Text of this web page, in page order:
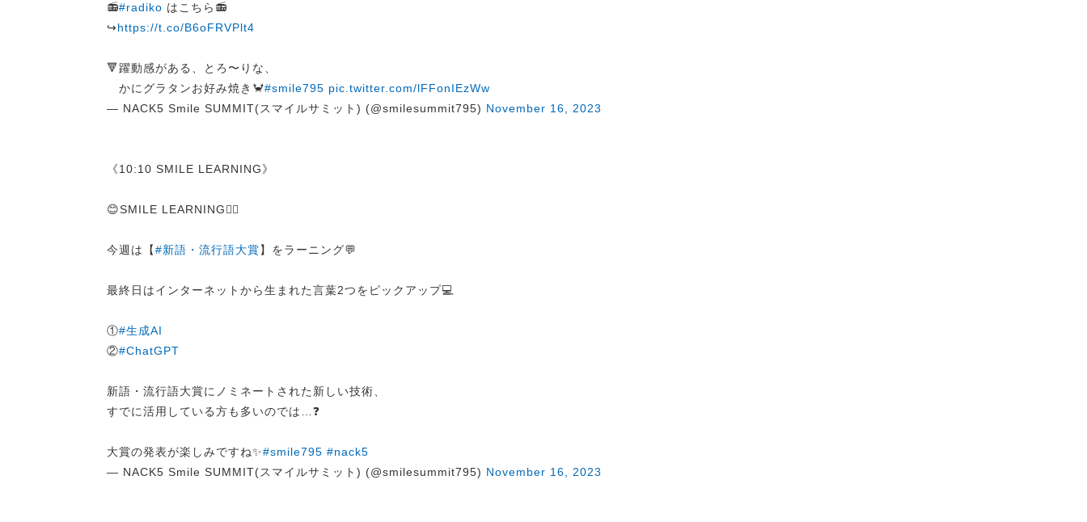
📻#radiko はこちら📻
↪︎https://t.co/B6oFRVPlt4
🔻躍動感がある、とろ〜りな、
かにグラタンお好み焼き🦀#smile795 pic.twitter.com/lFFonIEzWw
— NACK5 Smile SUMMIT(スマイルサミット) (@smilesummit795) November 16, 2023
《10:10 SMILE LEARNING》
😊SMILE LEARNING✍🏻
今週は【#新語・流行語大賞】をラーニング💬
最終日はインターネットから生まれた言葉2つをピックアップ💻
①#生成AI
②#ChatGPT
新語・流行語大賞にノミネートされた新しい技術、
すでに活用している方も多いのでは…❓
大賞の発表が楽しみですね✨#smile795 #nack5
— NACK5 Smile SUMMIT(スマイルサミット) (@smilesummit795) November 16, 2023